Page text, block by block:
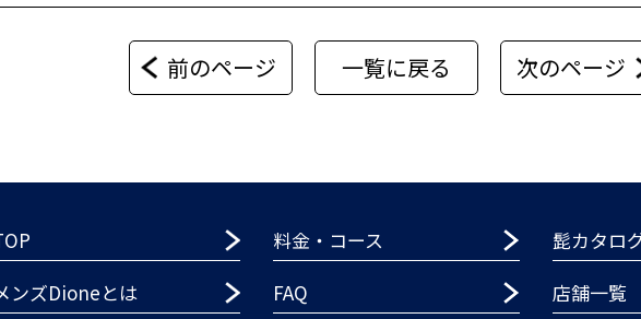
前のページ 一覧に戻る 次のページ
ンズDioneとは
料金・コース
FAQ
髭カタロ
店舗一覧